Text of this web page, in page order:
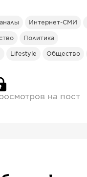
Интернет-СМИ
Политика
Lifestyle Общество
на пост